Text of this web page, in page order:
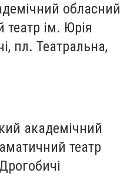
обласний
ім. Юрія
пл. Театральна,
академічний
театр